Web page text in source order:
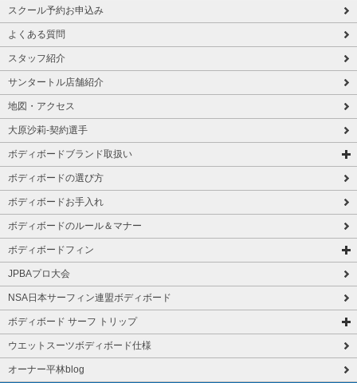
スクール予約お申込み
よくある質問
スタッフ紹介
サンタートル店舗紹介
地図・アクセス
大原沙莉-契約選手
ボディボードブランド取扱い
ボディボードの選び方
ボディボードお手入れ
ボディボードのルール＆マナー
ボディボードフィン
JPBAプロ大会
NSA日本サーフィン連盟ボディボード
ボディボード サーフ トリップ
ウエットスーツボディボード仕様
オーナー平林blog